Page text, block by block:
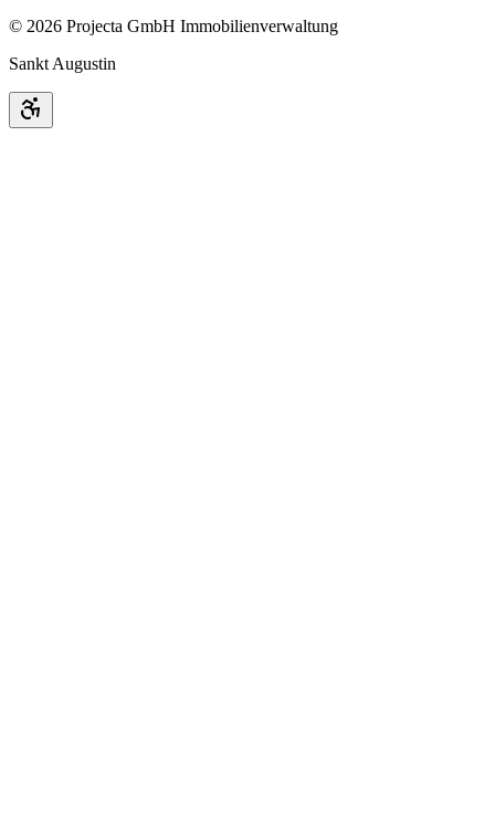
© 2026 Projecta GmbH Immobilienverwaltung
Sankt Augustin